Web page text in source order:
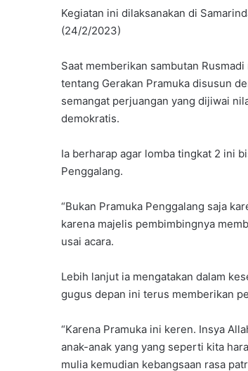
Kegiatan ini dilaksanakan di
(24/2/2023)
Saat memberikan sambutan
tentang Gerakan Pramuka disusun
semangat perjuangan yang dijiwai
demokratis.
Ia berharap agar lomba tingkat 2 ini
Penggalang.
“Bukan Pramuka Penggalang saja
karena majelis pembimbingnya
usai acara.
Lebih lanjut ia mengatakan dalam
gugus depan ini terus memberikan
“Karena Pramuka ini keren. Insya
anak-anak yang yang seperti kita
mulia kemudian kebangsaan rasa